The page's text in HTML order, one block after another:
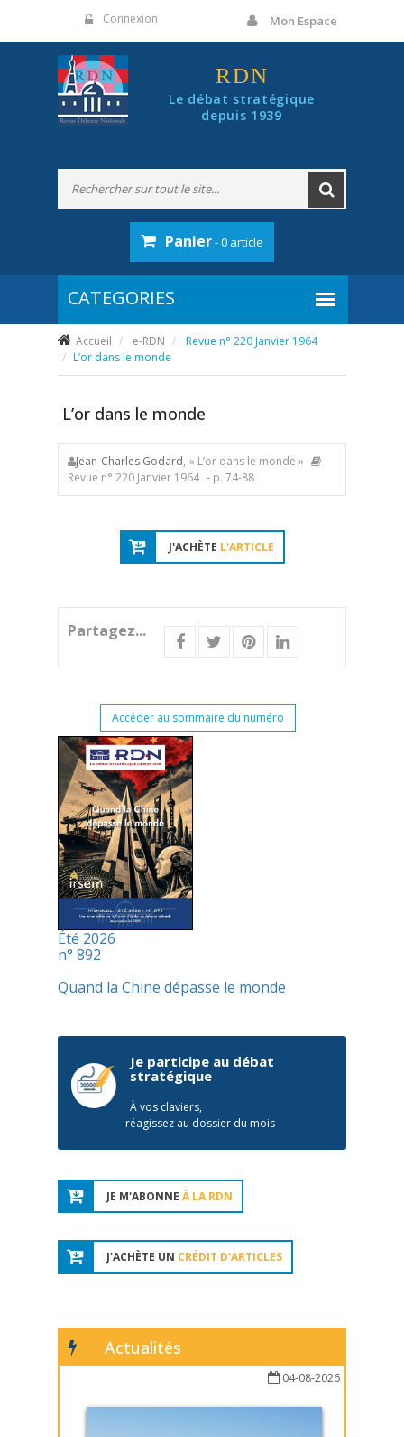
Connexion Mon Espace
RDN
Le débat stratégique
depuis 1939
Panier- 0 article
Accueil e-RDN
Revue n° 220 Janvier 1964
L’or dans le monde
L’or dans le monde
Jean-Charles Godard, « L’or dans le monde »
Revue n° 220 Janvier 1964 - p. 74-88
J'ACHÈTE L'ARTICLE
Partagez...
Accéder au sommaire du numéro
Été 2026
n° 892
Quand la Chine dépasse le monde
Je participe au débat
stratégique
À vos claviers,
réagissez au dossier du mois
JE M'ABONNE À LA RDN
J'ACHÈTE UN CRÉDIT D'ARTICLES
Actualités
04-08-2026